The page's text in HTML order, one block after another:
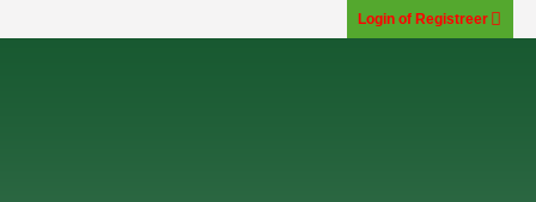
Login of Registreer